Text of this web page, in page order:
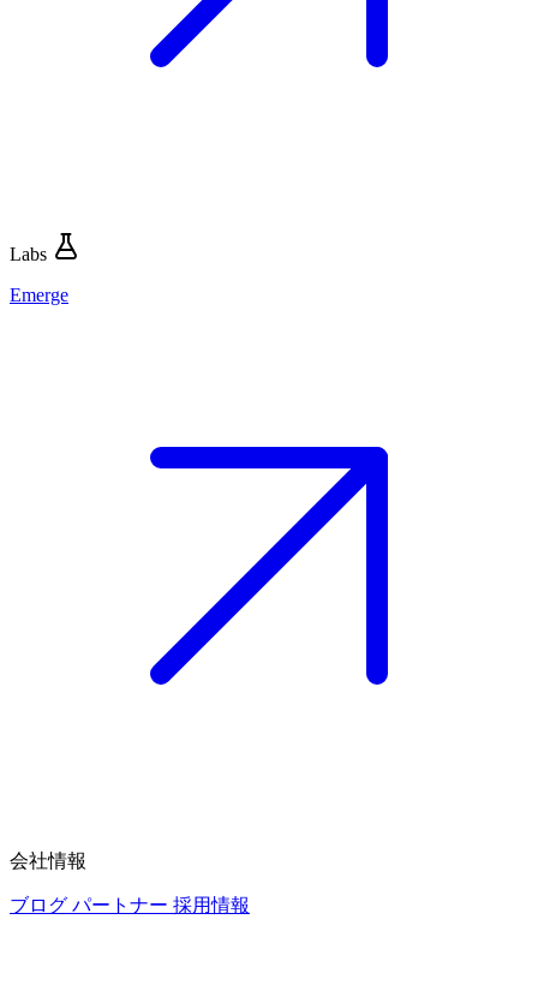
Labs
Emerge
会社情報
ブログ パートナー 採用情報